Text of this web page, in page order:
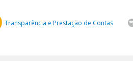
Transparência e Prestação de Contas